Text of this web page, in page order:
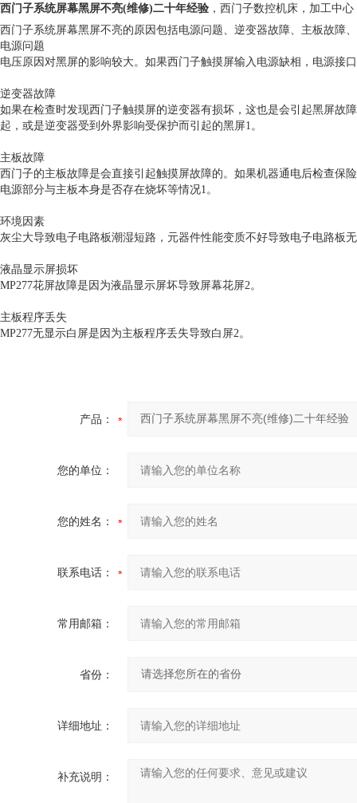
西门子系统屏幕黑屏不亮(维修)二十年经验 ，西门子数控机床，加工中
西门子系统屏幕黑屏不亮的原因包括电源问题、逆变器故障、主板故障
电源问题
电压原因对黑屏的影响较大。如果西门子触摸屏输入电源缺相，电源接
逆变器故障
如果在检查时发现西门子触摸屏的逆变器有损坏，这也是会引起黑屏故
起，或是逆变器受到外界影响受保护而引起的黑屏1。
主板故障
西门子的主板故障是会直接引起触摸屏故障的。如果机器通电后检查保
电源部分与主板本身是否存在烧坏等情况1。
环境因素
灰尘大导致电子电路板潮湿短路，元器件性能变质不好导致电子电路板
液晶显示屏损坏
MP277花屏故障是因为液晶显示屏坏导致屏幕花屏2。
主板程序丢失
MP277无显示白屏是因为主板程序丢失导致白屏2。
产品：
您的单位：
您的姓名：
联系电话：
常用邮箱：
省份：
详细地址：
补充说明：